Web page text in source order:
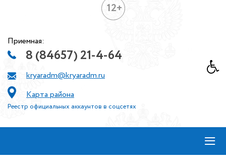
12+
Приемная:
8 (84657) 21-4-64
kryaradm@kryaradm.ru
Карта района
Реестр официальных аккаунтов в соцсетях
≡